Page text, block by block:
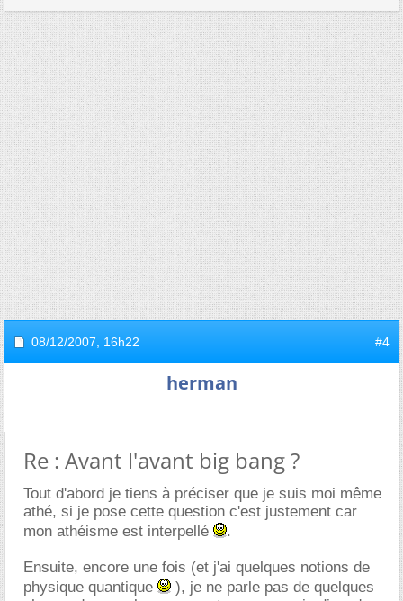
08/12/2007, 16h22 #4
herman
Re : Avant l'avant big bang ?
Tout d'abord je tiens à préciser que je suis moi même
athé, si je pose cette question c'est justement car
mon athéisme est interpellé
.
Ensuite, encore une fois (et j'ai quelques notions de
physique quantique
), je ne parle pas de quelques